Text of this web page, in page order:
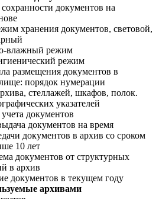
документов на
хранения документов, световой,
влажный режим
режим
размещения документов в
порядок нумерации
стеллажей, шкафов, полок.
указателей
документов
документов на время
документов в архив со сроком
10 лет
документов от структурных
в архив
документов в текущем году
архивами